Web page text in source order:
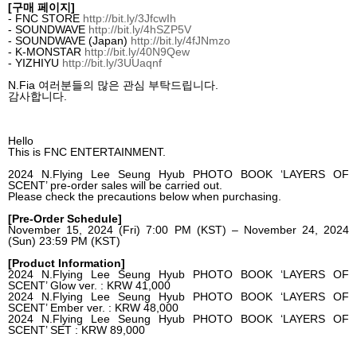
[구매 페이지 ]
- FNC STORE http://bit.ly/3JfcwIh
- SOUNDWAVE http://bit.ly/4hSZP5V
- SOUNDWAVE (Japan) http://bit.ly/4fJNmzo
- K-MONSTAR http://bit.ly/40N9Qew
- YIZHIYU http://bit.ly/3UUaqnf
N.Fia 여러분들의 많은 관심 부탁드립니다
감사합니다
Hello
This is FNC ENTERTAINMENT.
2024 N.Flying Lee Seung Hyub PHOTO BOOK ‘LAYERS OF
SCENT’ pre-order sales will be carried out.
Please check the precautions below when purchasing.
[Pre-Order Schedule]
November 15, 2024 (Fri) 7:00 PM (KST) – November 24, 2024
(Sun) 23:59 PM (KST)
[Product Information]
2024 N.Flying Lee Seung Hyub PHOTO BOOK ‘LAYERS OF
SCENT’ Glow ver. : KRW 41,000
2024 N.Flying Lee Seung Hyub PHOTO BOOK ‘LAYERS OF
SCENT’ Ember ver. : KRW 48,000
2024 N.Flying Lee Seung Hyub PHOTO BOOK ‘LAYERS OF
SCENT’ SET : KRW 89,000